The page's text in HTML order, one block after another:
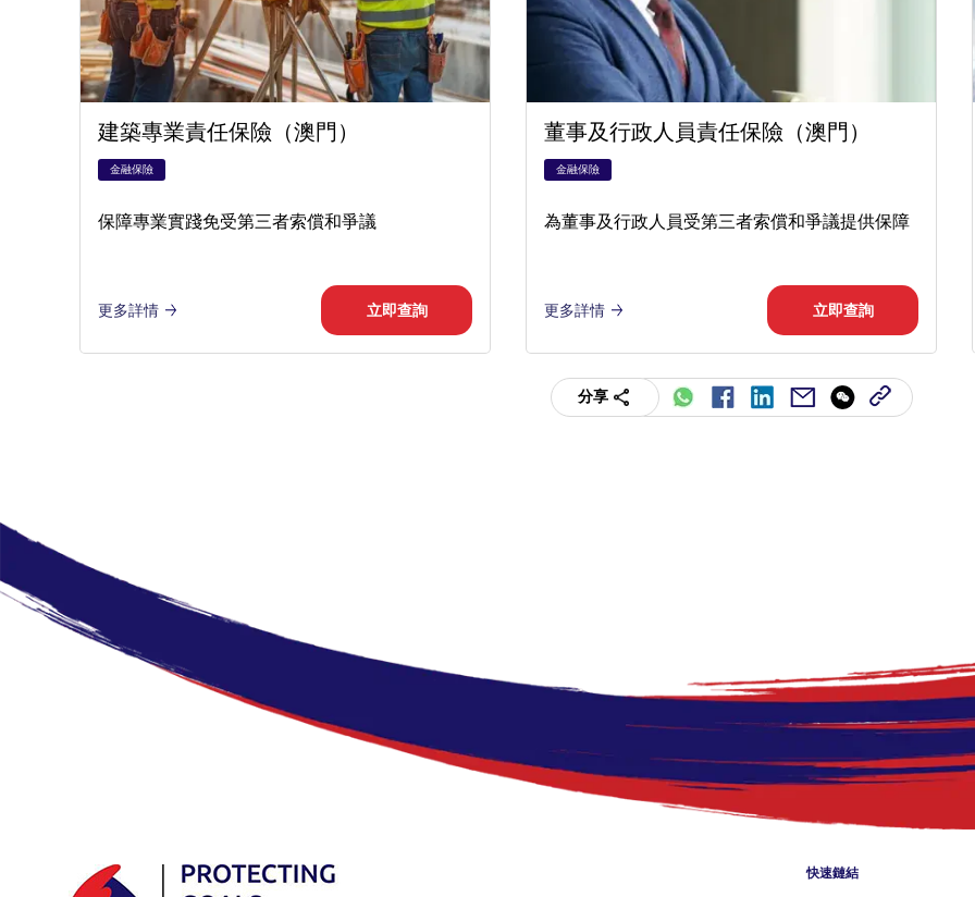
建築專業責任保險（澳門）
金融保險
保障專業實踐免受第三者索償和爭議
更多詳情 立即查詢
董事及行政人員責任保險（澳門）
金融保險
為董事及行政人員受第三者索償和爭議提供保障
更多詳情 立即查詢
分享
Footer
快速鏈結